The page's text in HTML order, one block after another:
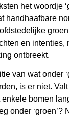
het woordje
handhaafbare
en intenties,
ontbreekt.
van wat onder
is er niet.
bomen
onder ‘groen’?